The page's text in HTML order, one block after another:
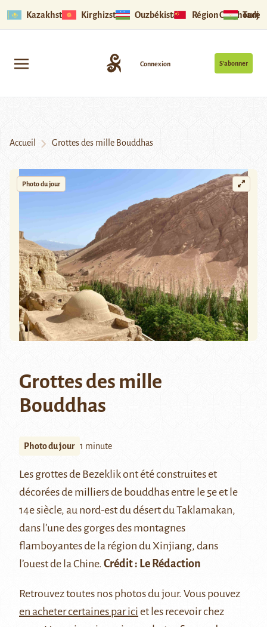
Kazakhstan Kirghizstan Ouzbékistan Région Ouïghoure
S’abonner
Connexion
Accueil Grottes des mille Bouddhas
Photo du jour
Grottes des mille
Bouddhas
Photo du jour 1 minute
Les grottes de Bezeklikont été construites et
décorées de milliers de bouddhas entre le 5e et le
14e siècle, au nord-est du désert du Taklamakan,
dans l’une des gorges des montagnes
flamboyantes de la région du Xinjiang, dans
l’ouest de la Chine. Crédit : Le Rédaction
Retrouveztoutes nos photos du jour. Vous pouvez
en acheter certaines par ici et les recevoir chez